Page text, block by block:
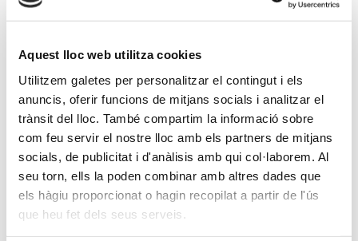
Aquest lloc web utilitza cookies
Utilitzem galetes per personalitzar el contingut i els
anuncis, oferir funcions de mitjans socials i analitzar el
trànsit del lloc. També compartim la informació sobre
com feu servir el nostre lloc amb els partners de mitjans
socials, de publicitat i d'anàlisis amb qui col·laborem. Al
seu torn, ells la poden combinar amb altres dades que
els hàgiu proporcionat o hagin recopilat a partir de l'ús
que heu fet dels seus serveis.
noticiasde.es
diarioeconomia.com- 10/11/2022
europapress.es - 10/11/2022
gentedigital.es- 10/11/2022
elcorreodelaempresa.es - 13/11/2022